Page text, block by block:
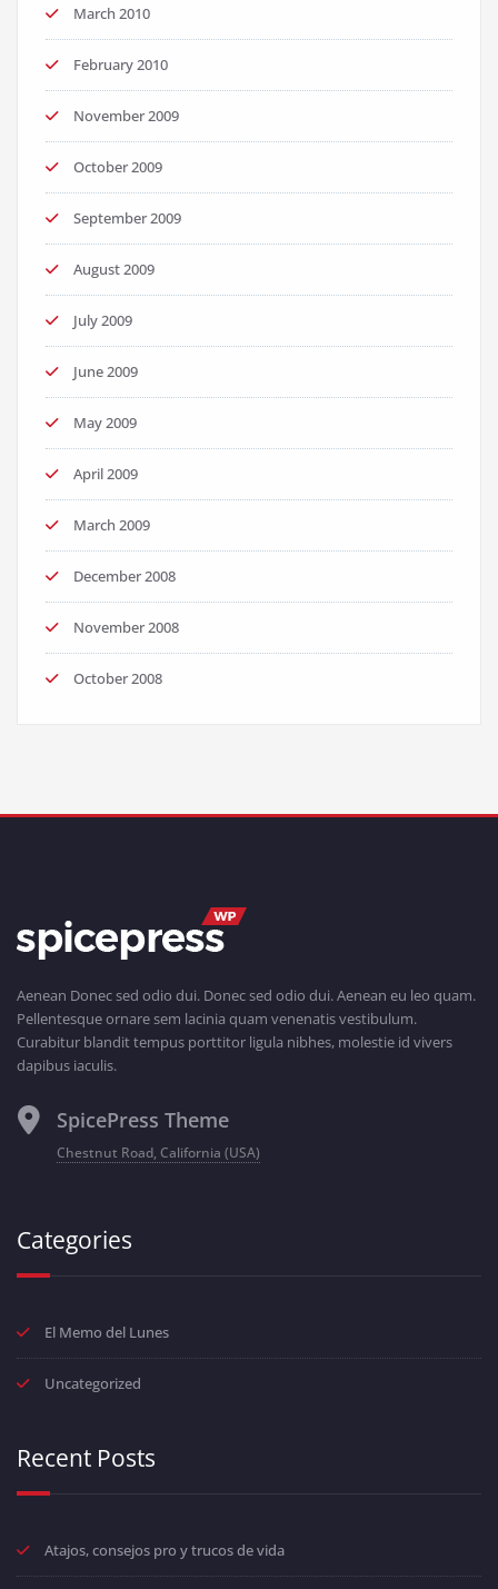
March 2010
February 2010
November 2009
October 2009
September 2009
August 2009
July 2009
June 2009
May 2009
April 2009
March 2009
December 2008
November 2008
October 2008
Aenean Donec sed odio dui. Donec sed odio dui. Aenean eu leo quam.
Pellentesque ornare sem lacinia quam venenatis vestibulum.
Curabitur blandit tempus porttitor ligula nibhes, molestie id vivers
dapibus iaculis.
SpicePress Theme
Chestnut Road, California (USA)
Categories
El Memo del Lunes
Uncategorized
Recent Posts
Atajos, consejos pro y trucos de vida